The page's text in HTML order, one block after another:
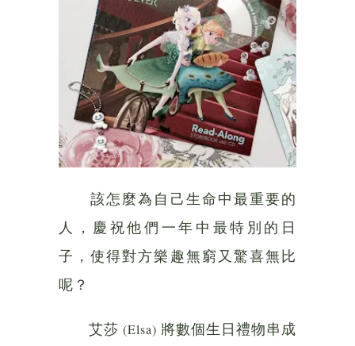
該怎麼為自己生命中最重要的
人，慶祝他們一年中最特別的日
子，使得對方樂趣無窮又驚喜無比
呢？
艾莎 (Elsa) 將數個生日禮物串成